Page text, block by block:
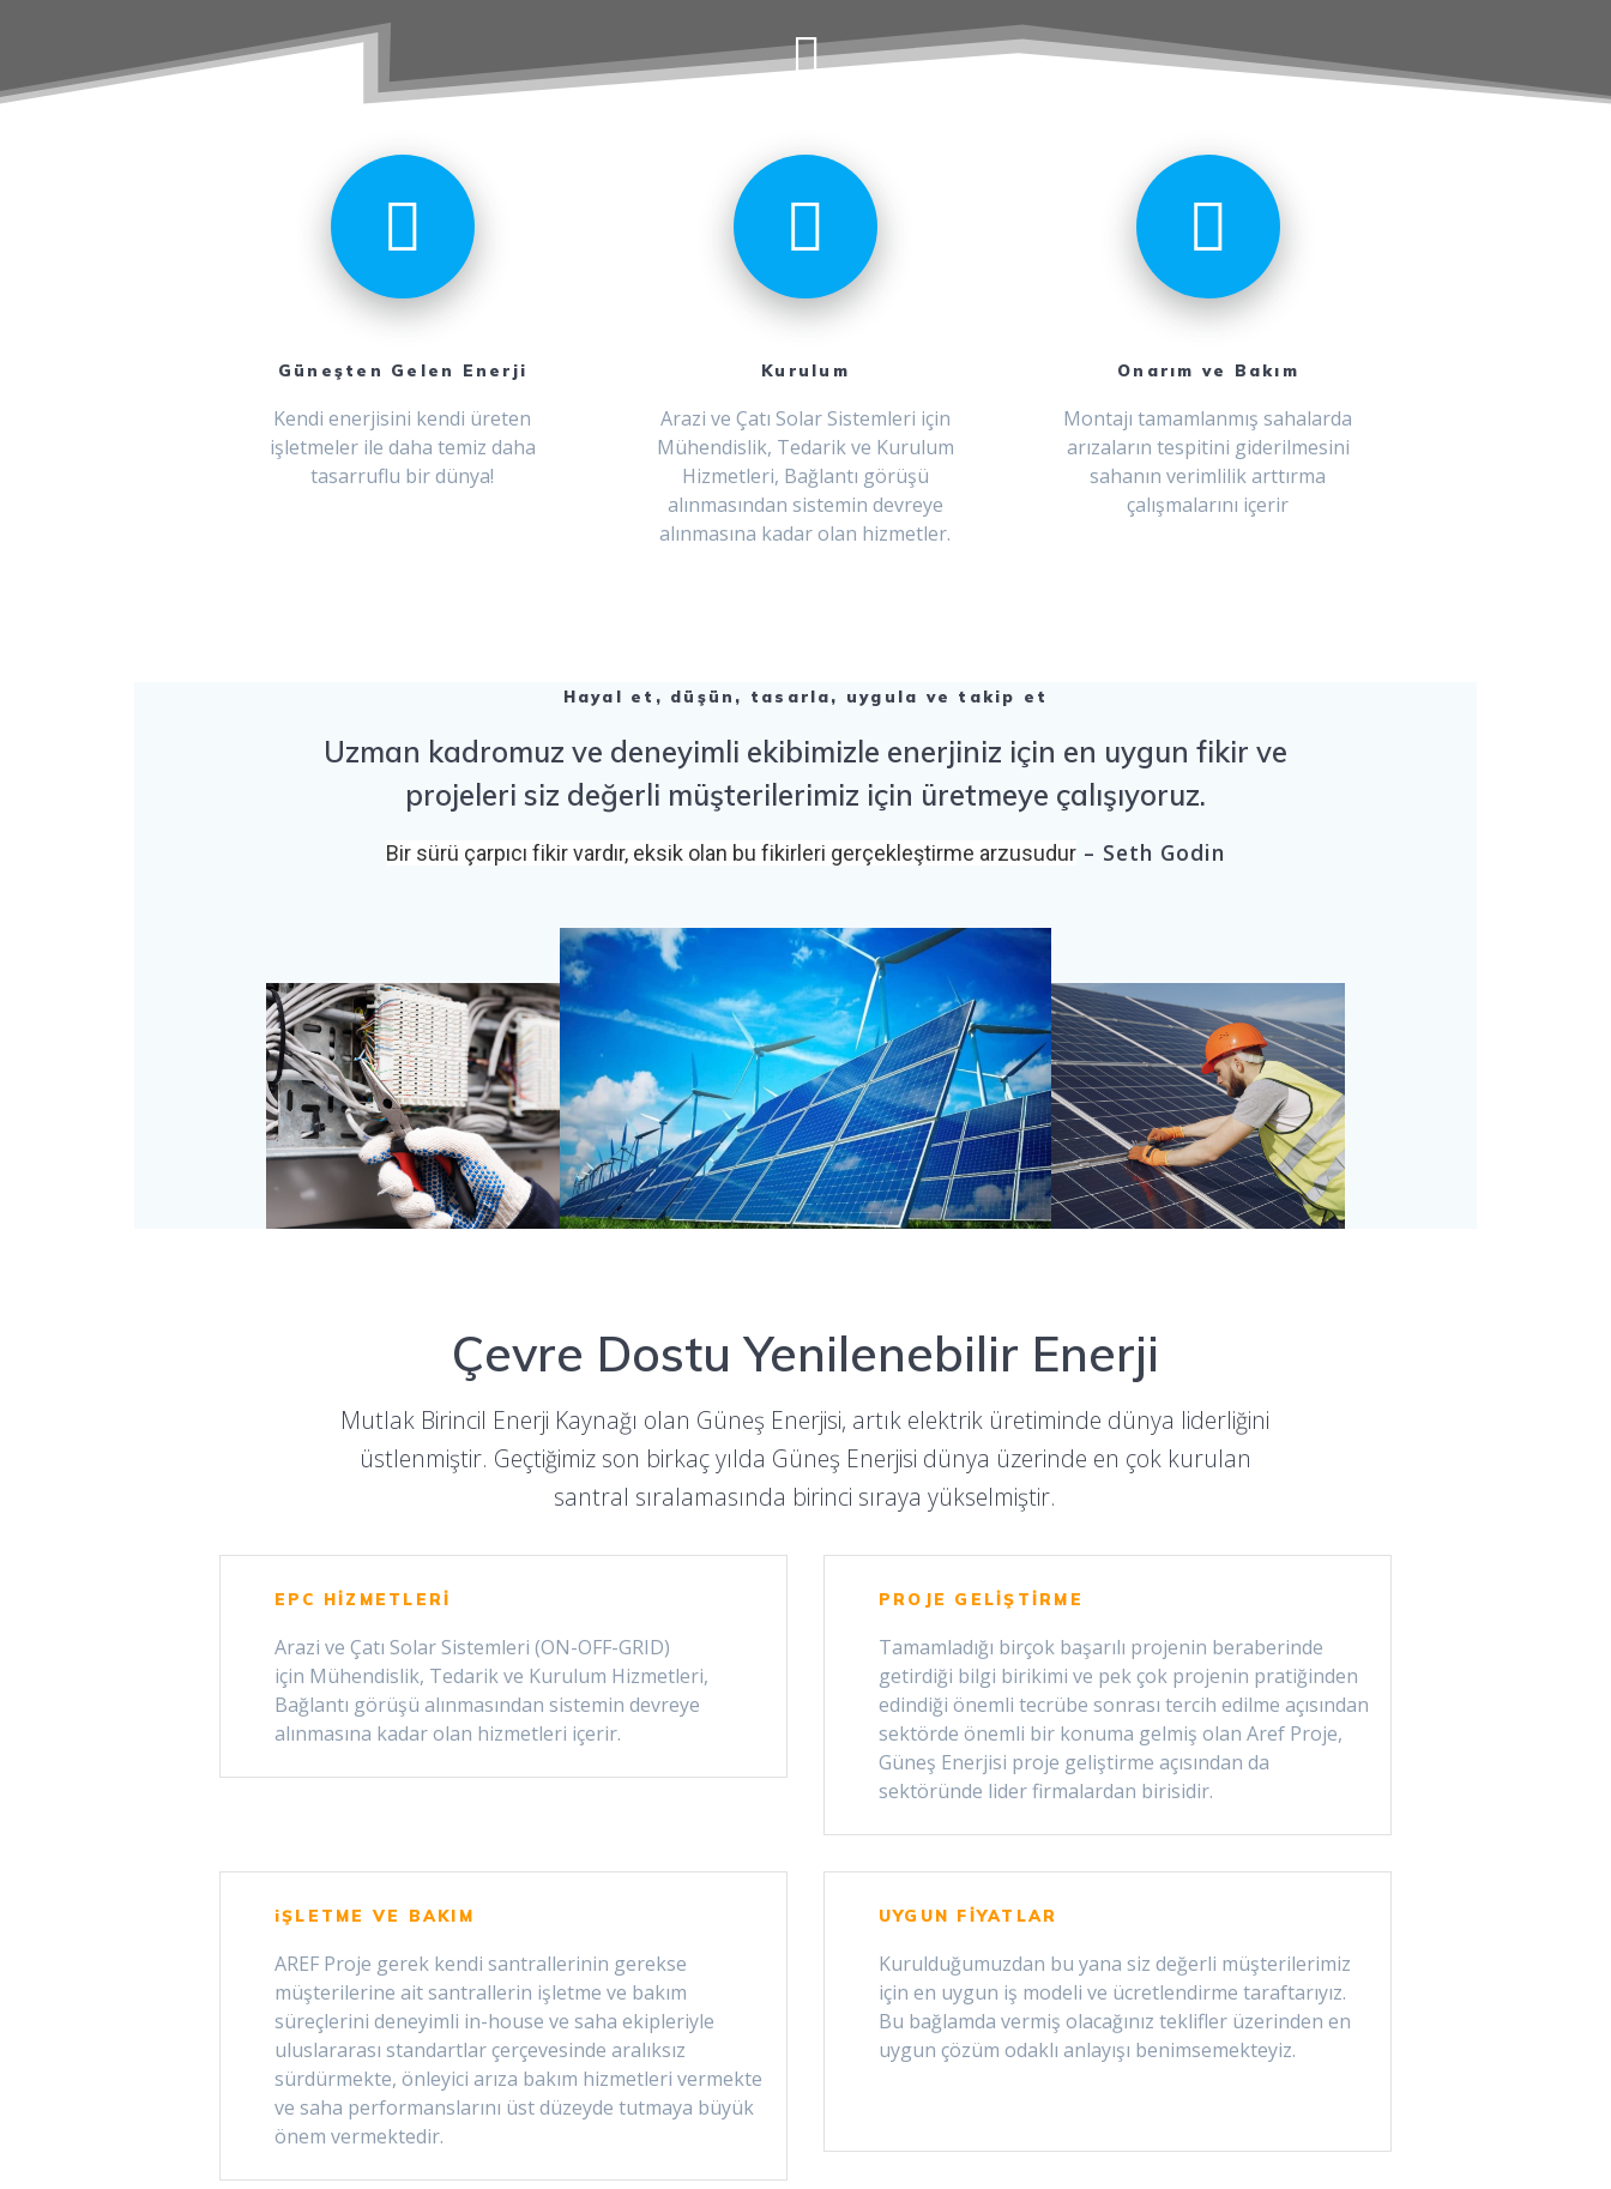
Güneşten Gelen Enerji
Kendi enerjisini kendi üreten
işletmeler ile daha temiz daha
tasarruflu bir dünya!
Kurulum
Arazi ve Çatı Solar Sistemleri için
Mühendislik, Tedarik ve Kurulum
Hizmetleri, Bağlantı görüşü
alınmasından sistemin devreye
alınmasına kadar olan hizmetler.
Onarım ve Bakım
Montajı tamamlanmış sahalarda
arızaların tespitini giderilmesini
sahanın verimlilik arttırma
çalışmalarını içerir
Hayal et, düşün, tasarla, uygula ve takip et
Uzman kadromuz ve deneyimli ekibimizle enerjiniz için en uygun fikir ve
projeleri siz değerli müşterilerimiz için üretmeye çalışıyoruz.
Bir sürü çarpıcı fikir vardır, eksik olan bu fikirleri gerçekleştirme arzusudur– Seth Godin
Çevre Dostu Yenilenebilir Enerji
Mutlak Birincil Enerji Kaynağı olan Güneş Enerjisi, artık elektrik üretiminde dünya liderliğini
üstlenmiştir. Geçtiğimiz son birkaç yılda Güneş Enerjisi dünya üzerinde en çok kurulan
santral sıralamasında birinci sıraya yükselmiştir.
EPC HİZMETLERİ
Arazi ve Çatı Solar Sistemleri (ON-OFF-GRID)
için Mühendislik, Tedarik ve Kurulum Hizmetleri,
Bağlantı görüşü alınmasından sistemin devreye
alınmasına kadar olan hizmetleri içerir.
PROJE GELİŞTİRME
Tamamladığı birçok başarılı projenin beraberinde
getirdiği bilgi birikimi ve pek çok projenin pratiğinden
edindiği önemli tecrübe sonrası tercih edilme açısından
sektörde önemli bir konuma gelmiş olan Aref Proje,
Güneş Enerjisi proje geliştirme açısından da
sektöründe lider firmalardan birisidir.
iŞLETME VE BAKIM
AREF Proje gerek kendi santrallerinin gerekse
müşterilerine ait santrallerin işletme ve bakım
süreçlerini deneyimli in-house ve saha ekipleriyle
uluslararası standartlar çerçevesinde aralıksız
sürdürmekte, önleyici arıza bakım hizmetleri vermekte
ve saha performanslarını üst düzeyde tutmaya büyük
önem vermektedir.
UYGUN FİYATLAR
Kurulduğumuzdan bu yana siz değerli müşterilerimiz
için en uygun iş modeli ve ücretlendirme taraftarıyız.
Bu bağlamda vermiş olacağınız teklifler üzerinden en
uygun çözüm odaklı anlayışı benimsemekteyiz.